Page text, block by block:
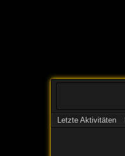
Letzte Aktivitäten